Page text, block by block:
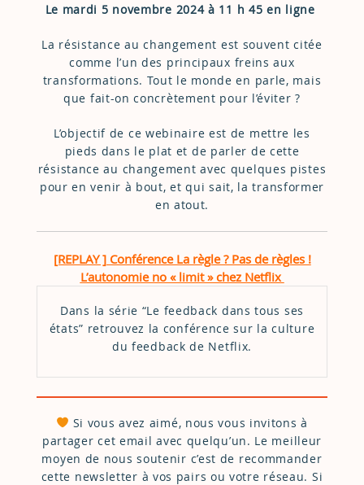
Le mardi 5 novembre 2024 à 11 h 45 en ligne
La résistance au changement est souvent citée
comme l’un des principaux freins aux
transformations. Tout le monde en parle, mais
que fait-on concrètement pour l’éviter ?
L’objectif de ce webinaire est de mettre les
pieds dans le plat et de parler de cette
résistance au changement avec quelques pistes
pour en venir à bout, et qui sait, la transformer
en atout.
[REPLAY ] Conférence La règle ? Pas de règles !
L’autonomie no « limit » chez Netflix
Dans la série “Le feedback dans tous ses
états” retrouvez la conférence sur la culture
du feedback de Netflix.
Si vous avez aimé, nous vous invitons à
partager cet email avec quelqu’un. Le meilleur
moyen de nous soutenir c’est de recommander
cette newsletter à vos pairs ou votre réseau. Si